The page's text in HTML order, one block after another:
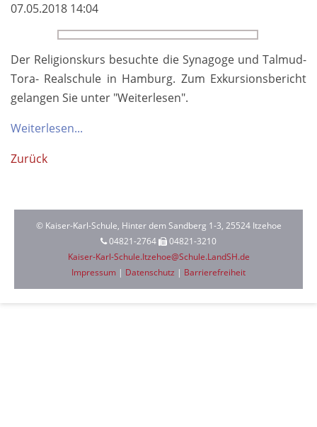
07.05.2018 14:04
Der Religions­kurs be­such­te die Sy­na­go­ge und Tal­mud-
To­ra- Real­schule in Ham­burg. Zum Exkur­sions­be­richt
ge­lan­gen Sie un­ter "Weiter­lesen".
Weiterlesen...
Zurück
© Kaiser-Karl-Schule, Hinter dem Sandberg 1-3, 25524 Itzehoe
04821-2764
04821-3210
Kaiser-Karl-Schule.Itzehoe@Schule.LandSH.de
Impressum | Datenschutz | Barrierefreiheit